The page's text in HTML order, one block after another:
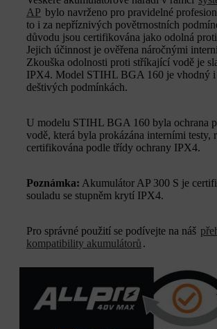
AP bylo navrženo pro pravidelné
to i za nepříznivých povětrnostních
důvodu jsou certifikována jako odolná
Jejich účinnost je ověřena náročnými
Zkouška odolnosti proti stříkající vodě je
IPX4. Model STIHL BGA 160 je vhodný
deštivých podmínkách.
U modelu STIHL BGA 160 byla ochrana
vodě, která byla prokázána interními testy,
certifikována podle třídy ochrany IPX4.
Poznámka: Akumulátor AP 300 S je
souladu se stupněm krytí IPX4.
Pro správné použití se podívejte na náš
kompatibility akumulátorů .